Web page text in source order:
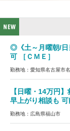
◎《土～月曜朝/日
可 ［ＣＭＥ］
勤務地：愛知県名古屋市
【日曜・14万円
早上がり相談も
勤務地：広島県福山市